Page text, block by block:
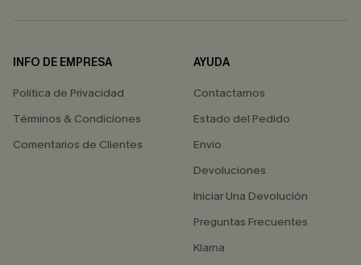
INFO DE EMPRESA
Política de Privacidad
Términos & Condiciones
Comentarios de Clientes
AYUDA
Contactarnos
Estado del Pedido
Envío
Devoluciones
Iniciar Una Devolución
Preguntas Frecuentes
Klarna